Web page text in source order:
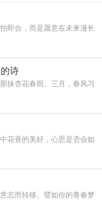
即合，而是愿意在未来漫长
诗
抹杏花春雨。三月，春风习
花香的美好，心思是否会如
志而转移。譬如你的青春梦